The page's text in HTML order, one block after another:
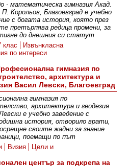
- математическа гимназия Акад.
П. Корольов, Благоевград е учебно
с богата история, която през
претърпява редица промени, за
до днешния си статут
клас
Извънкласна
по интереси
гимназия по
архитектура и
Васил Левски, Благоевград
гимназия по
архитектура и геодезия
е учебно заведение с
история, отворило врати,
своите жадни за знание
поемащи по път
Визия
Цели и
център за подкрепа на